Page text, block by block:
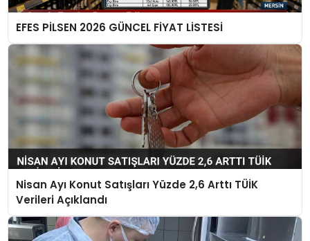
EFES PİLSEN 2026 GÜNCEL FİYAT LİSTESİ
Nisan Ayı Konut Satışları Yüzde 2,6 Arttı TÜİK
Verileri Açıklandı